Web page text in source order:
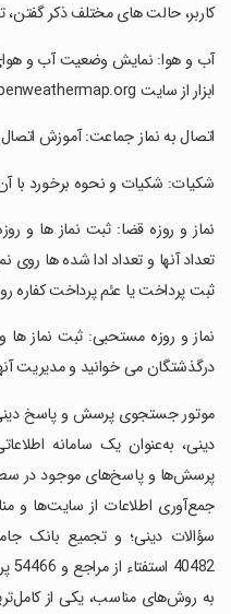
کاربر، حالت های مختلف ذکر گفتن،
‏آب و هوا: نمایش وضعیت آب و هوای
ابزار از سایت openweathermap.org گرفته می شود.
‏اتصال به نماز جماعت: آموزش
‏شکیات: شکیات و نحوه برخورد با آن
‏نماز و روزه قضا: ثبت نماز ها و
تعداد آنها و تعداد ادا شده ها روی
ثبت پرداخت یا عئم پرداخت کفاره
‏نماز و روزه مستحبی: ثبت نماز
درگذشتگان می خوانید و مدیریت
‏موتور جستجوی پرسش و پاسخ
دینی، به‌عنوان یک سامانه
پرسش‌ها و پاسخ‌های موجود در
جمع‌آوری اطلاعات از سایت‌ها و
به روش‌های مناسب، یکی از